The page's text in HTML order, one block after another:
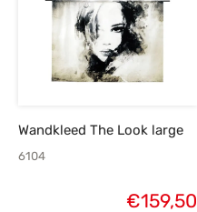
€1.155,-.
Wandkleed The Look large
6104
€159,50